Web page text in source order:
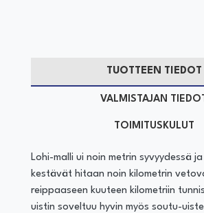
TUOTTEEN TIEDOT
VALMISTAJAN
TOIMITUSKULUT
Lohi-malli ui noin metrin syvyydessä ja
kestävät hitaan noin kilometrin
reippaaseen kuuteen kilometriin
uistin soveltuu hyvin myös soutu-